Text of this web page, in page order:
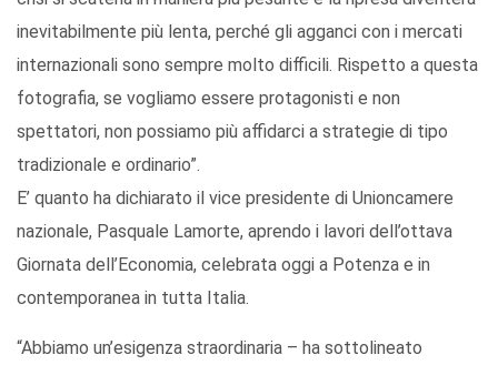
inevitabilmente più lenta, perché gli agganci con i mercati
internazionali sono sempre molto difficili. Rispetto a questa
fotografia, se vogliamo essere protagonisti e non
spettatori, non possiamo più affidarci a strategie di tipo
tradizionale e ordinario”.
E’ quanto ha dichiarato il vice presidente di Unioncamere
nazionale, Pasquale Lamorte, aprendo i lavori dell’ottava
Giornata dell’Economia, celebrata oggi a Potenza e in
contemporanea in tutta Italia.
“Abbiamo un’esigenza straordinaria – ha sottolineato